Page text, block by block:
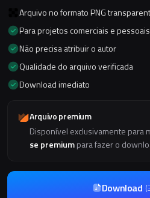
Arquivo no formato PNG
Para projetos comerciais e pessoais
Não precisa atribuir o autor
Qualidade do arquivo verificada
Download imediato
Arquivo premium
Disponível exclusivamente para
se premiumpara fazer o
Download (